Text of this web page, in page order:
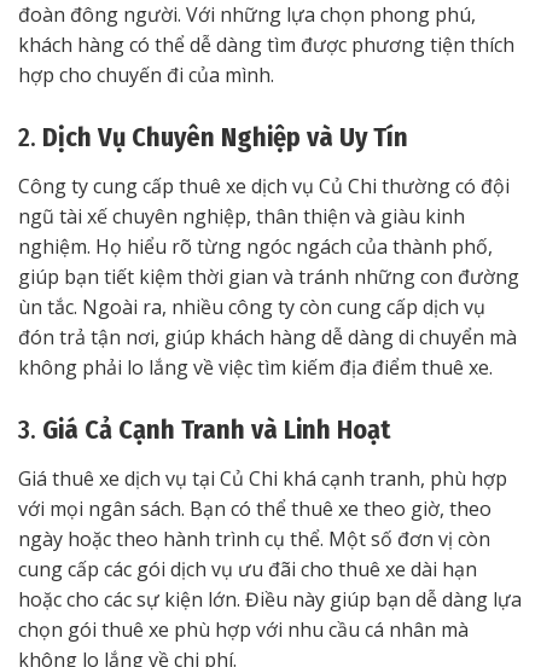
đoàn đông người. Với những lựa chọn phong phú,
khách hàng có thể dễ dàng tìm được phương tiện thích
hợp cho chuyến đi của mình.
2. Dịch Vụ Chuyên Nghiệp và Uy Tín
Công ty cung cấp thuê xe dịch vụ Củ Chi thường có đội
ngũ tài xế chuyên nghiệp, thân thiện và giàu kinh
nghiệm. Họ hiểu rõ từng ngóc ngách của thành phố,
giúp bạn tiết kiệm thời gian và tránh những con đường
ùn tắc. Ngoài ra, nhiều công ty còn cung cấp dịch vụ
đón trả tận nơi, giúp khách hàng dễ dàng di chuyển mà
không phải lo lắng về việc tìm kiếm địa điểm thuê xe.
3. Giá Cả Cạnh Tranh và Linh Hoạt
Giá thuê xe dịch vụ tại Củ Chi khá cạnh tranh, phù hợp
với mọi ngân sách. Bạn có thể thuê xe theo giờ, theo
ngày hoặc theo hành trình cụ thể. Một số đơn vị còn
cung cấp các gói dịch vụ ưu đãi cho thuê xe dài hạn
hoặc cho các sự kiện lớn. Điều này giúp bạn dễ dàng lựa
chọn gói thuê xe phù hợp với nhu cầu cá nhân mà
không lo lắng về chi phí.